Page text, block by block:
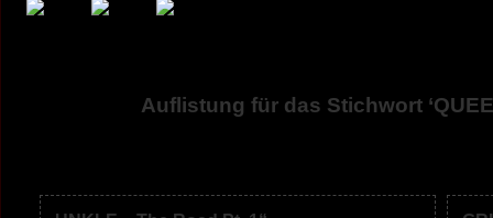
Auflistung für das Stichwort